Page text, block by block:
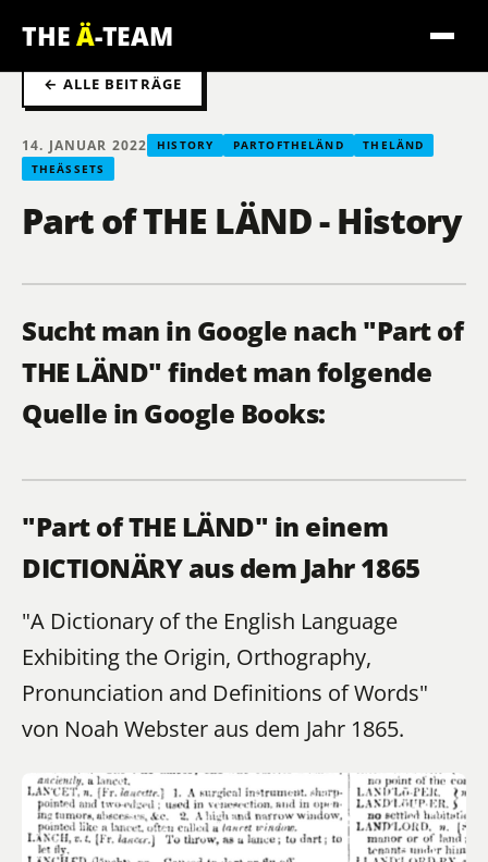
THEÄ-TEAM
← ALLE BEITRÄGE
14. JANUAR 2022 HISTORY PARTOFTHELÄND
THELÄND
THEÄSSETS
Part of THE LÄND - History
Sucht man in Google nach "Part of
THE LÄND" findet man folgende
Quelle in Google Books:
"Part of THE LÄND" in einem
DICTIONÄRY aus dem Jahr 1865
"A Dictionary of the English Language
Exhibiting the Origin, Orthography,
Pronunciation and Definitions of Words"
von Noah Webster aus dem Jahr 1865.